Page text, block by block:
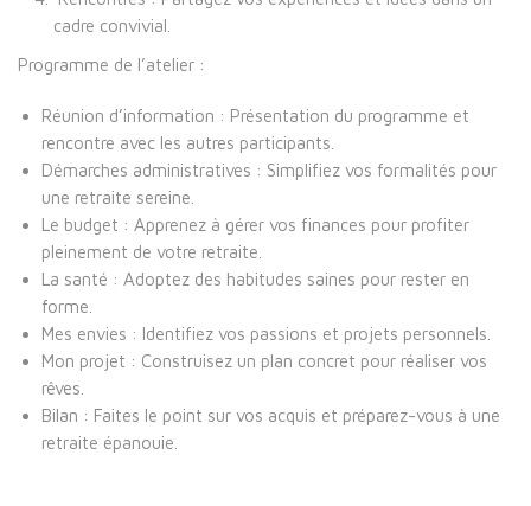
cadre convivial.
Programme de l’atelier :
Réunion d’information : Présentation du programme et
rencontre avec les autres participants.
Démarches administratives : Simplifiez vos formalités pour
une retraite sereine.
Le budget : Apprenez à gérer vos finances pour profiter
pleinement de votre retraite.
La santé : Adoptez des habitudes saines pour rester en
forme.
Mes envies : Identifiez vos passions et projets personnels.
Mon projet : Construisez un plan concret pour réaliser vos
rêves.
Bilan : Faites le point sur vos acquis et préparez-vous à une
retraite épanouie.